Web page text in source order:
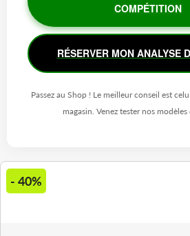
COMPÉTITION
RÉSERVER MON ANALYSE
Passez au Shop ! Le meilleur conseil est
magasin. Venez tester nos
- 40%